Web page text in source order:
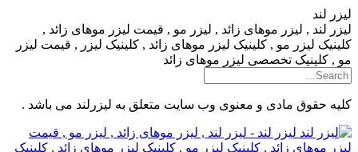
لیزر لند
لیزر لند , لیزر موهای زائد , لیزر مو , قیمت لیزر موهای زائد ,
کلینیک لیزر مو , کلینیک لیزر موهای زائد , کلینیک لیزر , قیمت لیزر
مو , کلینیک تخصصی لیزر موهای زائد
کلیه حقوق مادی و معنوی وب سایت متعلق به لیزرلند می باشد .
لیزر لند - لیزر لند , لیزر موهای زائد , لیزر مو , قیمت
لیزر موهای زائد , کلینیک لیزر مو , کلینیک لیزر موهای زائد , کلینیک